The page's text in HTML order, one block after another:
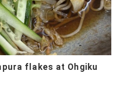
flakes at Ohgiku